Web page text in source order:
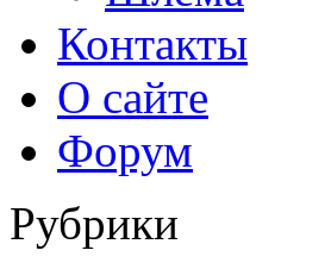
Контакты
О сайте
Форум
Рубрики